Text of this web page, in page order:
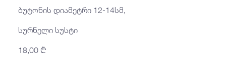
ბუტონის დიამეტრი 12-14სმ,
სურნელი სუსტი
18,00 ₾